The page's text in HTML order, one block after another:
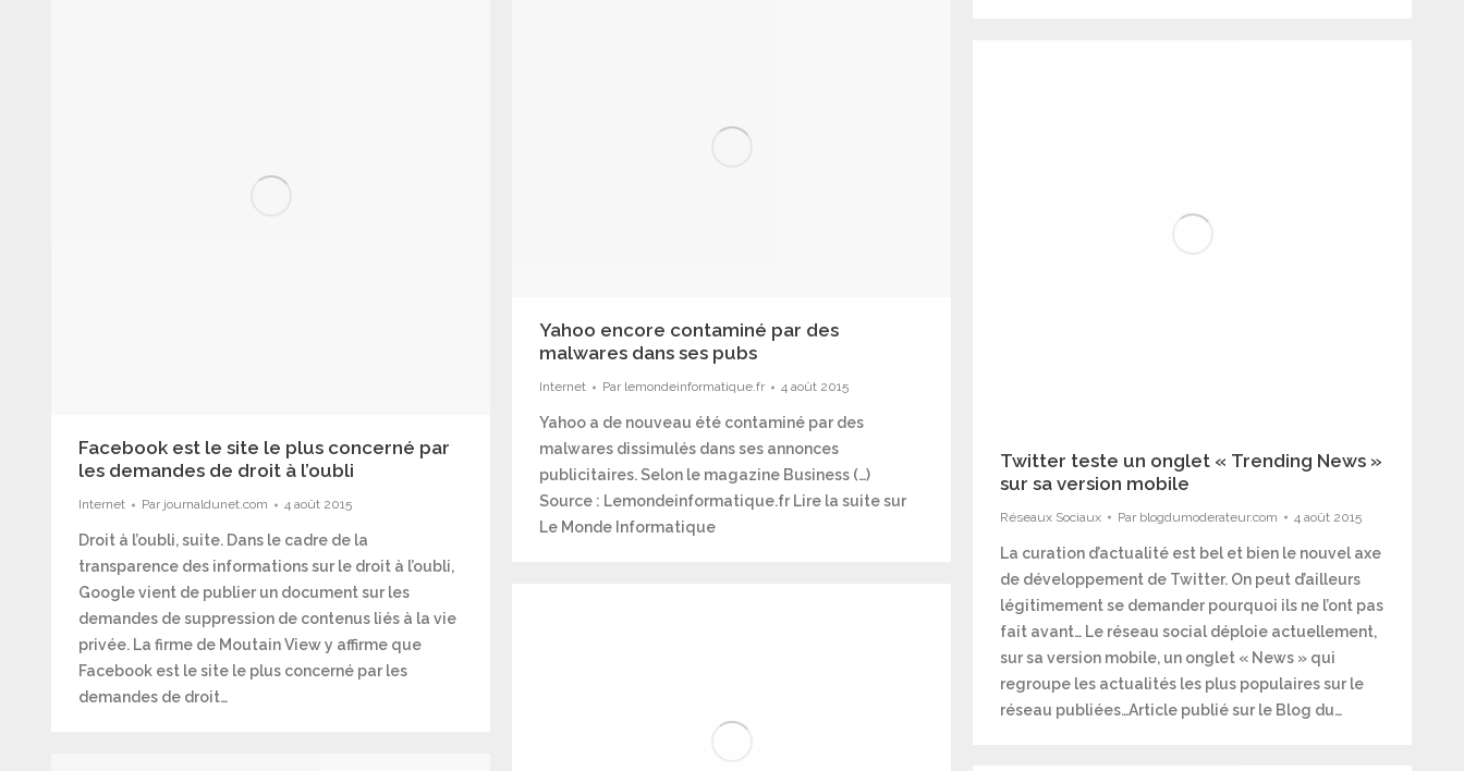
Facebook est le site le plus concerné par
les demandes de droit à l’oubli
Internet Par journaldunet.com 4 août 2015
Droit à l’oubli, suite. Dans le cadre de la
transparence des informations sur le droit à l’oubli,
Google vient de publier un document sur les
demandes de suppression de contenus liés à la vie
privée. La firme de Moutain View y affirme que
Facebook est le site le plus concerné par les
demandes de droit…
Yahoo encore contaminé par des
malwares dans ses pubs
Internet Par lemondeinformatique.fr 4 août 2015
Yahoo a de nouveau été contaminé par des
malwares dissimulés dans ses annonces
publicitaires. Selon le magazine Business (…)
Source : Lemondeinformatique.fr Lire la suite sur
Le Monde Informatique
Twitter teste un onglet « Trending News »
sur sa version mobile
Réseaux Sociaux Par blogdumoderateur.com 4 août 2015
La curation d’actualité est bel et bien le nouvel axe
de développement de Twitter. On peut d’ailleurs
légitimement se demander pourquoi ils ne l’ont pas
fait avant… Le réseau social déploie actuellement,
sur sa version mobile, un onglet « News » qui
regroupe les actualités les plus populaires sur le
réseau publiées…Article publié sur le Blog du…